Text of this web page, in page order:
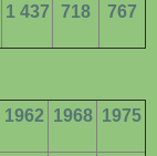
1 437 718 767
1962 1968 1975